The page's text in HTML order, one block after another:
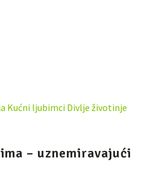
Kućni ljubimci Divlje životinje
– uznemiravajući